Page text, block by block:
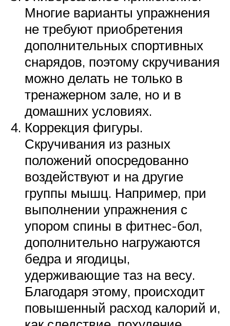
Многие варианты упражнения
не требуют приобретения
дополнительных спортивных
снарядов, поэтому скручивания
можно делать не только в
тренажерном зале, но и в
домашних условиях.
Коррекция фигуры.
Скручивания из разных
положений опосредованно
воздействуют и на другие
группы мышц. Например, при
выполнении упражнения с
упором спины в фитнес-бол,
дополнительно нагружаются
бедра и ягодицы,
удерживающие таз на весу.
Благодаря этому, происходит
повышенный расход калорий и,